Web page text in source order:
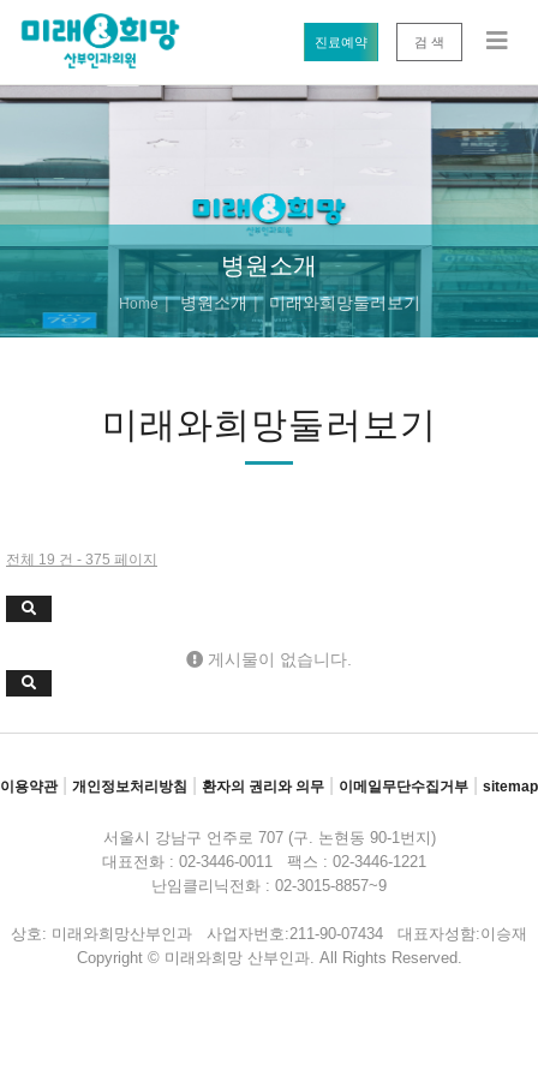
진료예약 검 색
병원소개
Home 병원소개 미래와희망둘러보기
미래와희망둘러보기
전체 19 건 - 375 페이지
게시물이 없습니다.
이용약관 개인정보처리방침 환자의 권리와 의무 이메일무단수집거부 sitemap
서울시 강남구 언주로 707 (구. 논현동 90-1번지)
대표전화 : 02-3446-0011 팩스 : 02-3446-1221
난임클리닉전화 : 02-3015-8857~9
상호: 미래와희망산부인과 사업자번호:211-90-07434 대표자성함:이승재
Copyright © 미래와희망 산부인과. All Rights Reserved.